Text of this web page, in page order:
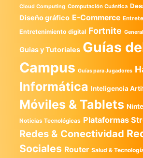
Cloud Computing Computación Cuántica
Diseño gráfico E-Commerce
Entretenimiento digital Fortnite General
Guias y Tutoriales Guías
Campus Guías para Jugadores
Informática Inteligencia
Móviles & Tablets
Noticias Tecnológicas Plataformas
Redes & Conectividad
Sociales Router Salud &